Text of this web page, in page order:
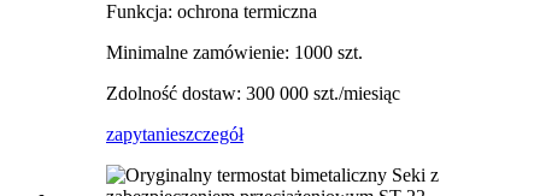
Funkcja: ochrona termiczna
Minimalne zamówienie: 1000 szt.
Zdolność dostaw: 300 000 szt./miesiąc
zapytanieszczegół